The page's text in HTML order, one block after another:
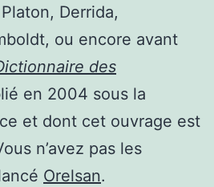
Derrida,
ou encore avant
des
en 2004 sous la
et dont cet ouvrage est
n’avez pas les
Orelsan.